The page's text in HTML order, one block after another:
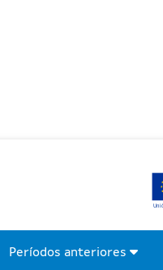
Períodos anteriores